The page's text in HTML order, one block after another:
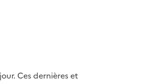
Ces dernières et